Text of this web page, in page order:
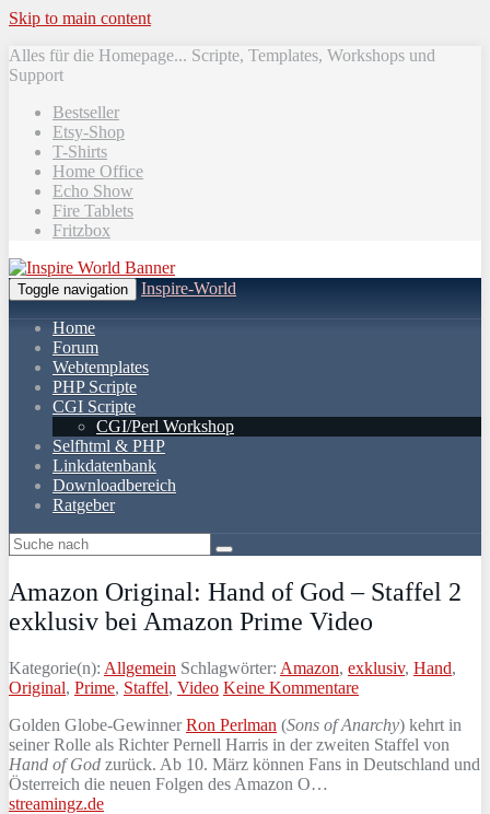
Skip to main content
Alles für die Homepage... Scripte, Templates, Workshops und
Support
Bestseller
Etsy-Shop
T-Shirts
Home Office
Echo Show
Fire Tablets
Fritzbox
Toggle navigation Inspire-World
Home
Forum
Webtemplates
PHP Scripte
CGI Scripte
CGI/Perl Workshop
Selfhtml & PHP
Linkdatenbank
Downloadbereich
Ratgeber
Amazon Original: Hand of God – Staffel 2
exklusiv bei Amazon Prime Video
Kategorie(n): Allgemein Schlagwörter: Amazon, exklusiv, Hand,
Original, Prime, Staffel, Video Keine Kommentare
Golden Globe-GewinnerRon Perlman (Sons of Anarchy) kehrt in
seiner Rolle als Richter Pernell Harris in der zweiten Staffel von
Hand of God zurück. Ab 10. März können Fans in Deutschland und
Österreich die neuen Folgen des Amazon O…
streamingz.de